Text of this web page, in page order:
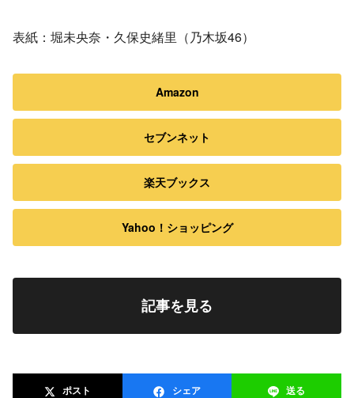
表紙：堀未央奈・久保史緒里（乃木坂46）
Amazon
セブンネット
楽天ブックス
Yahoo！ショッピング
記事を見る
ポスト シェア 送る